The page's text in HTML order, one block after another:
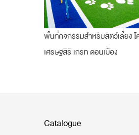
พื้นที่กิจกรรมสำหรับสัตว์เลี้ยง โ
เศรษฐสิริ เกรท ดอนเมือง
Catalogue